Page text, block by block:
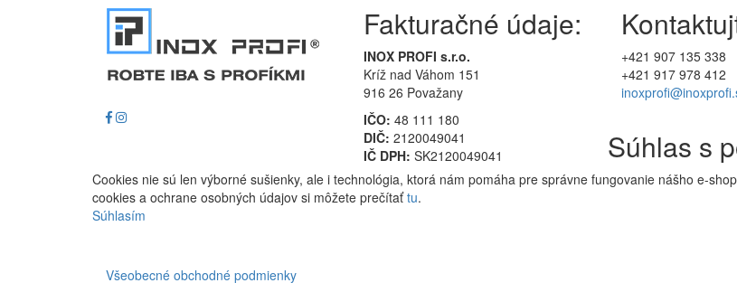
Fakturačné údaje:
INOX PROFI s.r.o.
Kríž nad Váhom 151
916 26 Považany
IČO: 48 111 180
DIČ: 2120049041
IČ DPH: SK2120049041
+421 907 135 338
+421 917 978 412
Súhlas s
Cookies nie sú len výborné sušienky, ale i technológia, ktorá nám pomáha pre správne fungovanie nášho e-
cookies a ochrane osobných údajov si môžete prečítaťtu.
Súhlasím
Všeobecné obchodné podmienky